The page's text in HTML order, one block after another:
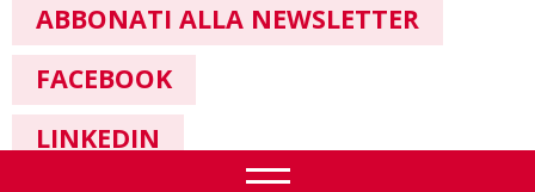
ABBONATI ALLA NEWSLETTER
FACEBOOK
LINKEDIN